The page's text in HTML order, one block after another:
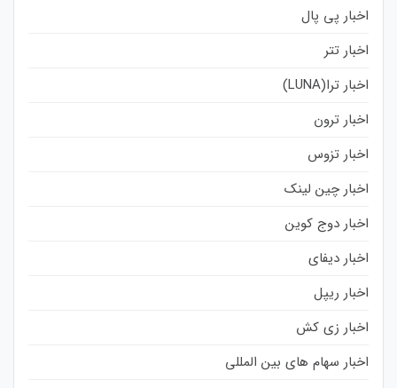
اخبار پی پال
اخبار تتر
اخبار ترا(LUNA)
اخبار ترون
اخبار تزوس
اخبار چین لینک
اخبار دوج کوین
اخبار دیفای
اخبار ریپل
اخبار زی کش
اخبار سهام های بین المللی